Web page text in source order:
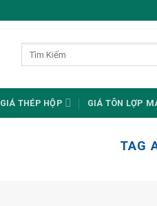
GIÁ THÉP HỘP GIÁ TÔN LỢP
TAG